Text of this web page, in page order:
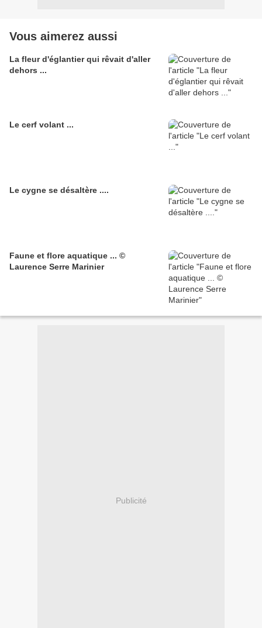
Vous aimerez aussi
La fleur d'églantier qui rêvait d'aller
dehors ...
Le cerf volant ...
Le cygne se désaltère ....
Faune et flore aquatique ... ©
Laurence Serre Marinier
Publicité